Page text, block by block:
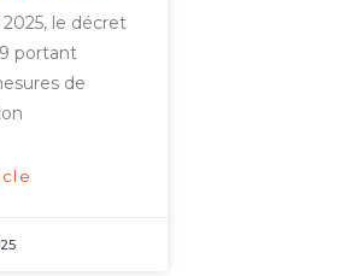
le décret
portant
de